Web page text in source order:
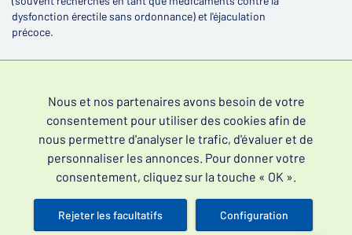
dysfonction érectile sans ordonnance) et l'éjaculation
précoce.
4,4
Nous et nos partenaires avons besoin de votre
consentement pour utiliser des cookies afin de
nous permettre d'analyser le trafic, d'évaluer et de
personnaliser les annonces. Pour donner votre
consentement, cliquez sur la touche « OK ».
Rejeter les facultatifs Configuration